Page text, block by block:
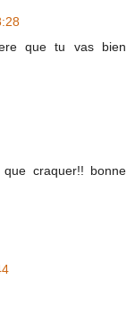
que tu vas bien
craquer!! bonne